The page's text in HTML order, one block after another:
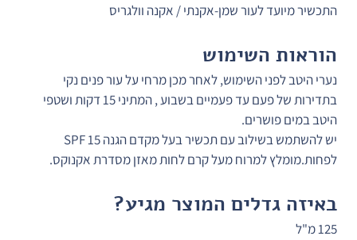
התכשיר מיועד לעור שמן-אקנתי / אקנה וולגריס
הוראות השימוש
נערי היטב לפני השימוש, לאחר מכן מרחי על עור פנים נקי
בתדירות של פעם עד פעמיים בשבוע , המתיני 15 דקות ושטפי
היטב במים פושרים.
לפחות.מומלץ למרוח מעל קרם לחות מאזן מסדרת אקנוקס.
באיזה גדלים המוצר מגיע?
125 מ"ל